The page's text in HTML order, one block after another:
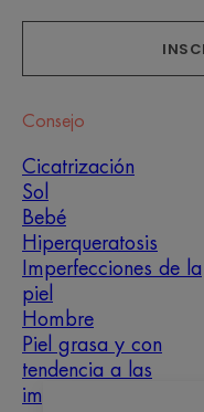
Consejo
Cicatrización
Sol
Bebé
Hiperqueratosis
Imperfecciones de la
piel
Hombre
Piel grasa y con
tendencia a las
imperfecciones